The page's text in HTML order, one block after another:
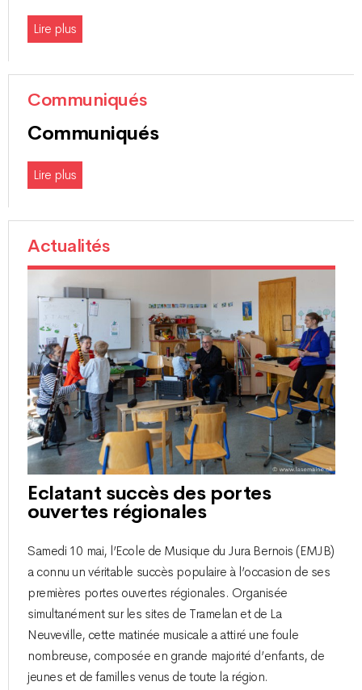
Lire plus
Communiqués
Communiqués
Lire plus
Actualités
Eclatant succès des portes
ouvertes régionales
Samedi 10 mai, l’Ecole de Musique du Jura Bernois (EMJB)
a connu un véritable succès populaire à l’occasion de ses
premières portes ouvertes régionales. Organisée
simultanément sur les sites de Tramelan et de La
Neuveville, cette matinée musicale a attiré une foule
nombreuse, composée en grande majorité d’enfants, de
jeunes et de familles venus de toute la région.